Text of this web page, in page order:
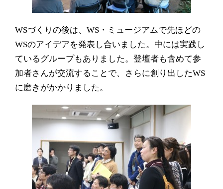
WSづくりの後は、 WS ・ミュージアムで先ほどの
WSのアイデアを発表し合いました。中には実践し
ているグループもありました。登壇者も含めて参
加者さんが交流することで、さらに創り出したWS
に磨きがかかりました。